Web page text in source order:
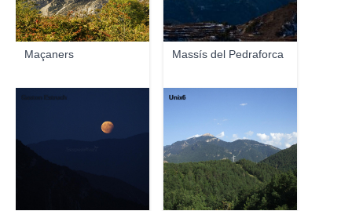
Maçaners Massís del Pedraforca
Gaston Estruch Unix6